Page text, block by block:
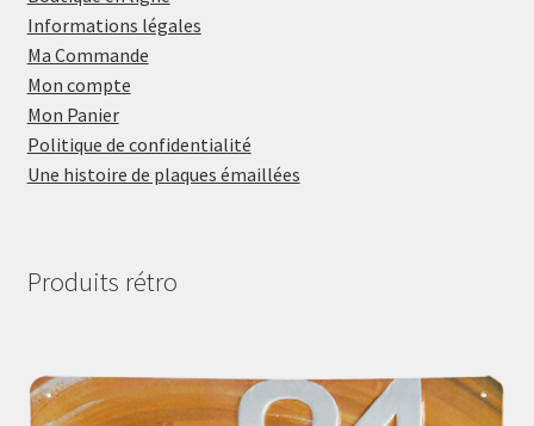
Informations légales
Ma Commande
Mon compte
Mon Panier
Politique de confidentialité
Une histoire de plaques émaillées
Produits rétro